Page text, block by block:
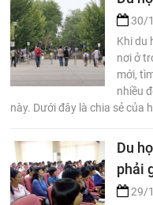
30/
Khi du
nơi ở
mới,
nhiều
này. Dưới đây là chia sẻ của
Du
phải
29/